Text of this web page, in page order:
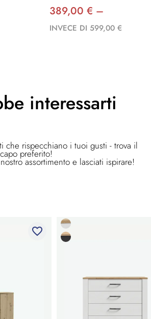
389,00 € –
INVECE DI 599,00 €
interessarti
che rispecchiano i tuoi gusti - trova il
preferito!
assortimento e lasciati ispirare!
favorite_border